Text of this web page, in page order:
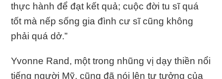
thực hành để đạt kết quả; cuộc đời tu sĩ quá
tốt mà nếp sống gia đình cư sĩ cũng không
phải quá dở.”
Yvonne Rand, một trong nhũng vị dạy thiền nổi
tiếng người Mỹ, cũng đã nói lên tư tưởng của